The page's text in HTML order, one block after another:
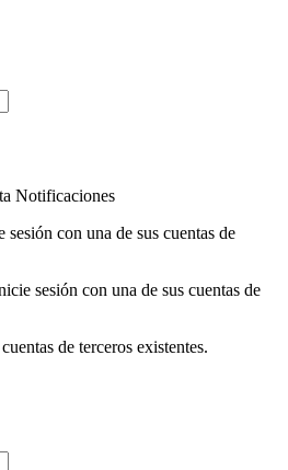
Notificaciones
con una de sus cuentas de
sesión con una de sus cuentas de
de terceros existentes.